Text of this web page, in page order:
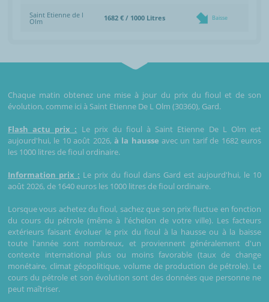
Saint Etienne de l
Olm 1682 € / 1000 Litres Baisse
Chaque matin obtenez une mise à jour du prix du fioul et de son
évolution, comme ici à Saint Etienne De L Olm (30360), Gard.
Flash actu prix : Le prix du fioul à Saint Etienne De L Olm est
aujourd'hui, le 10 août 2026, à la hausse avec un tarif de 1682 euros
les 1000 litres de fioul ordinaire.
Information prix : Le prix du fioul dans Gard est aujourd'hui, le 10
août 2026, de 1640 euros les 1000 litres de fioul ordinaire.
Lorsque vous achetez du fioul, sachez que son prix fluctue en fonction
du cours du pétrole (même à l'échelon de votre ville). Les facteurs
extérieurs faisant évoluer le prix du fioul à la hausse ou à la baisse
toute l'année sont nombreux, et proviennent généralement d'un
contexte international plus ou moins favorable (taux de change
monétaire, climat géopolitique, volume de production de pétrole). Le
cours du pétrole et son évolution sont des données que personne ne
peut maîtriser.